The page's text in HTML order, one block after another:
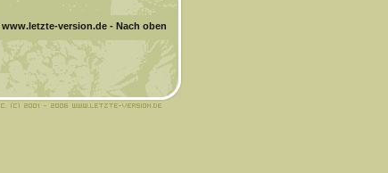
www.letzte-version.de- Nach oben